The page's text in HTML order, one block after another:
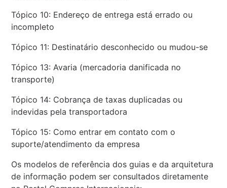
Tópico 10: Endereço de entrega está errado ou
incompleto
Tópico 11: Destinatário desconhecido ou mudou-se
Tópico 13: Avaria (mercadoria danificada no
transporte)
Tópico 14: Cobrança de taxas duplicadas ou
indevidas pela transportadora
Tópico 15: Como entrar em contato com o
suporte/atendimento da empresa
Os modelos de referência dos guias e da arquitetura
de informação podem ser consultados diretamente